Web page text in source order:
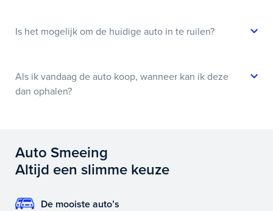
Is het mogelijk om de huidige auto in te ruilen?
Als ik vandaag de auto koop, wanneer kan ik deze
dan ophalen?
Auto Smeeing
Altijd een slimme keuze
De mooiste auto’s